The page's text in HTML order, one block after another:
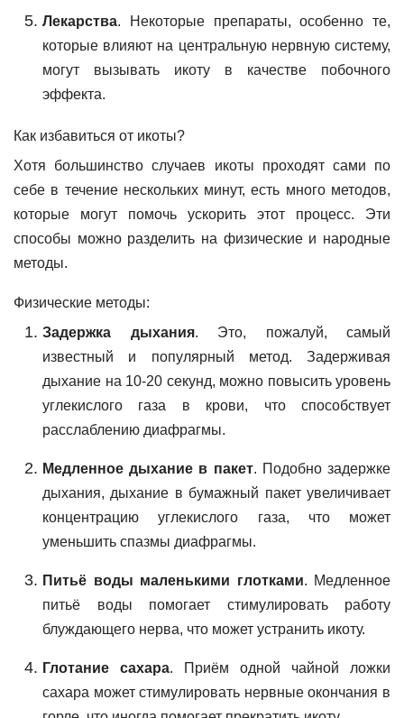
Лекарства. Некоторые препараты, особенно те,
которые влияют на центральную нервную систему,
могут вызывать икоту в качестве побочного
эффекта.
Как избавиться от икоты?
Хотя большинство случаев икоты проходят сами по
себе в течение нескольких минут, есть много методов,
которые могут помочь ускорить этот процесс. Эти
способы можно разделить на физические и народные
методы.
Физические методы:
Задержка дыхания. Это, пожалуй, самый
известный и популярный метод. Задерживая
дыхание на 10-20 секунд, можно повысить уровень
углекислого газа в крови, что способствует
расслаблению диафрагмы.
Медленное дыхание в пакет. Подобно задержке
дыхания, дыхание в бумажный пакет увеличивает
концентрацию углекислого газа, что может
уменьшить спазмы диафрагмы.
Питьё воды маленькими глотками. Медленное
питьё воды помогает стимулировать работу
блуждающего нерва, что может устранить икоту.
Глотание сахара. Приём одной чайной ложки
сахара может стимулировать нервные окончания в